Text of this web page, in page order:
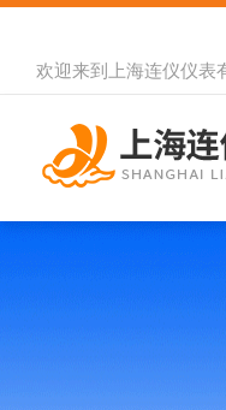
欢迎来到 上海连仪仪表